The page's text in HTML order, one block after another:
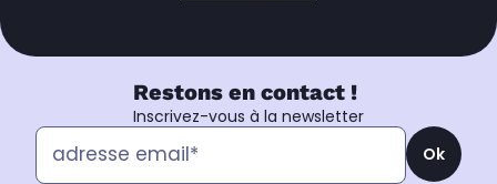
Restons en contact !
Inscrivez-vous à la newsletter
Ok